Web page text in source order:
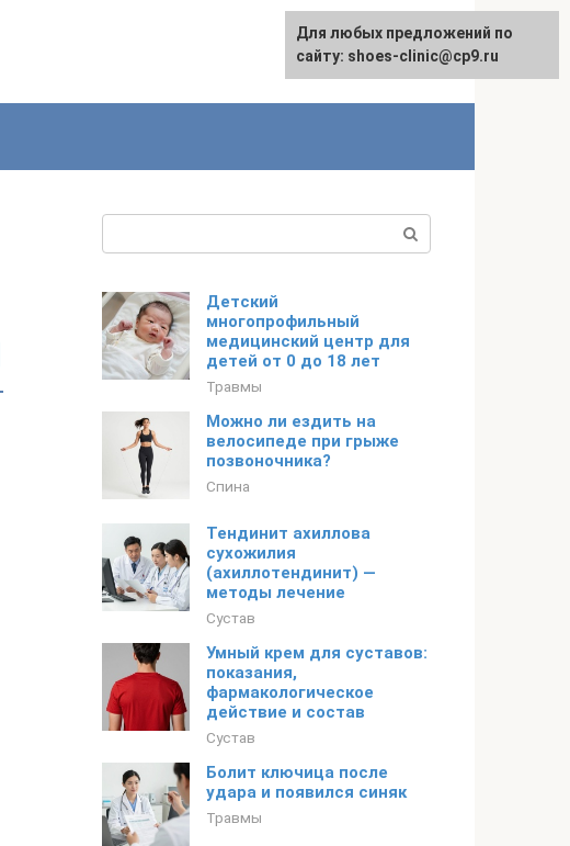
Детский
многопрофильный
медицинский центр для
детей от 0 до 18 лет
Травмы
Можно ли ездить на
велосипеде при грыже
позвоночника?
Спина
Тендинит ахиллова
сухожилия
(ахиллотендинит) —
методы лечение
Сустав
Умный крем для суставов:
показания,
фармакологическое
действие и состав
Сустав
Болит ключица после
удара и появился синяк
Травмы
Для любых предложений по
сайту: shoes-clinic@cp9.ru